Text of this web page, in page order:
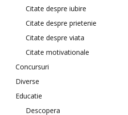
Citate despre iubire
Citate despre prietenie
Citate despre viata
Citate motivationale
Concursuri
Diverse
Educatie
Descopera